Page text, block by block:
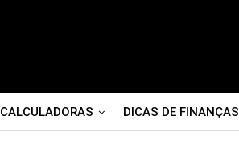
CALCULADORAS DICAS DE FINANÇAS